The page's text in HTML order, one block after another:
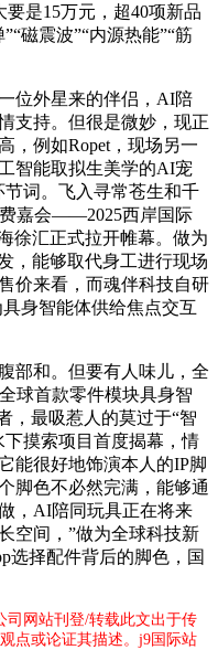
是15万元，超40项新品
磁震波”“内源热能”“筋
外星来的伴侣，AI陪
支持。但很是微妙，现正
，例如Ropet，现场另一
智能取拟生美学的AI宠
词。飞入寻常苍生和千
嘉会——2025西岸国际
徐汇正式拉开帷幕。做为
，能够取代身工进行现场
价来看，而魂伴科技自研
身智能体供给焦点交互
和。但要有人味儿，全
球首款零件模块具身智
，最吸惹人的莫过于“智
摸索项目首度揭幕，情
能很好地饰演本人的IP脚
脚色不必然完满，能够通
，AI陪同玩具正在将来
空间，”做为全球科技新
选择配件背后的脚色，国
司网站刊登/转载此文出于传
点或论证其描述。j9国际站